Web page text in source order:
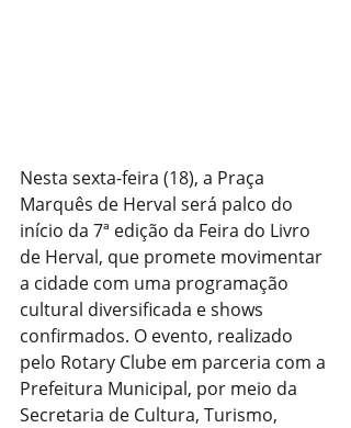
Nesta sexta-feira (18), a Praça
Marquês de Herval será palco do
início da 7ª edição da Feira do Livro
de Herval, que promete movimentar
a cidade com uma programação
cultural diversificada e shows
confirmados. O evento, realizado
pelo Rotary Clube em parceria com a
Prefeitura Municipal, por meio da
Secretaria de Cultura, Turismo,